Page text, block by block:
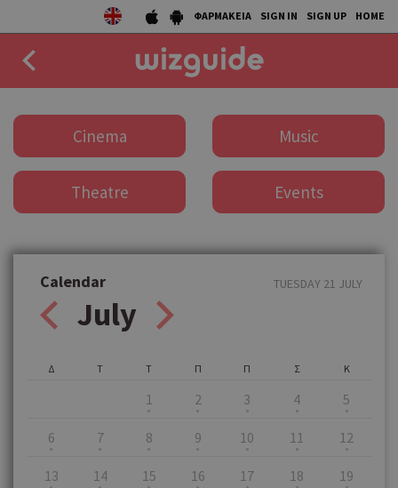
ΦΑΡΜΑΚΕΙΑ SIGN IN SIGN UP HOME
DRINK
COLLECTIONS
STORIES
Cinema Music
Theatre Events
Calendar
July
TUESDAY 21 JULY
Δ Τ Τ
1
Π
2
Π
3
Σ
4
Κ
5
6 7 8 9 10 11 12
13 14 15 16 17 18 19